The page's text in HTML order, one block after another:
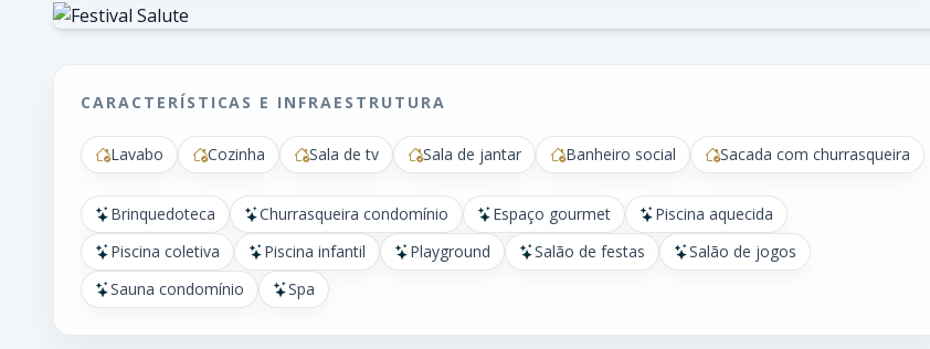
CARACTERÍSTICAS E INFRAESTRUTURA
Lavabo Cozinha Sala de tv Sala de jantar Banheiro social Sacada com churrasqueira
Brinquedoteca Churrasqueira condomínio Espaço gourmet
Piscina aquecida
Piscina coletiva
Piscina infantil Playground Salão de festas
Salão de jogos
Sauna condomínio
Spa